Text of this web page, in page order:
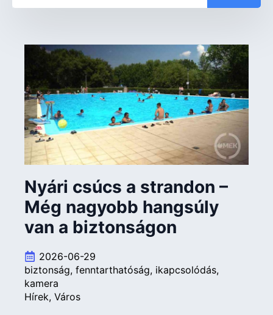
Nyári csúcs a strandon –
Még nagyobb hangsúly
van a biztonságon
2026-06-29
biztonság fenntarthatóság ikapcsolódás
kamera
Hírek Város